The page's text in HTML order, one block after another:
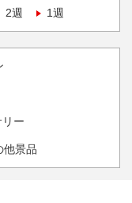
2週 1週
ー
他景品